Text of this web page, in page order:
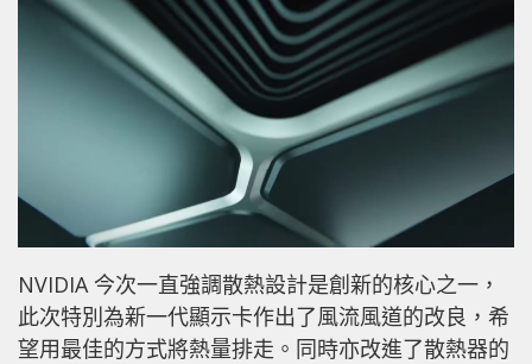
NVIDIA 今次一直強調散熱設計是創新的核心之一，
此次特別為新一代顯示卡作出了風流風道的改良，希
望用最佳的方式將熱量排走。同時亦改進了散熱器的